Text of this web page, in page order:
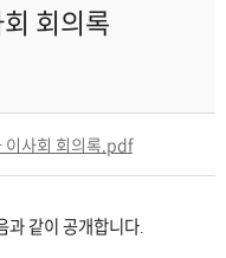
회의록
사회 회의록.pdf
과 같이 공개합니다.